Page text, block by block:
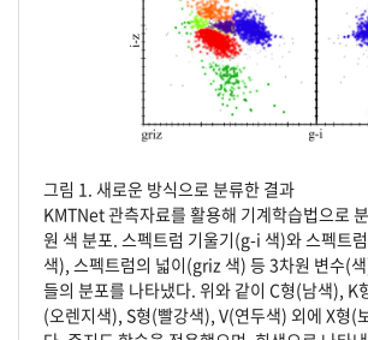
그림 1. 새로운 방식으로 분류한 결과
KMTNet 관측자료를 활용해 기계학습법으로
원 색 분포. 스펙트럼 기울기(g-i 색)와 스펙트
색), 스펙트럼의 넓이(griz 색) 등 3차원 변수(
들의 분포를 나타냈다. 위와 같이 C형(남색), K
(오렌지색), S형(빨강색), V(연두색) 외에 X형(